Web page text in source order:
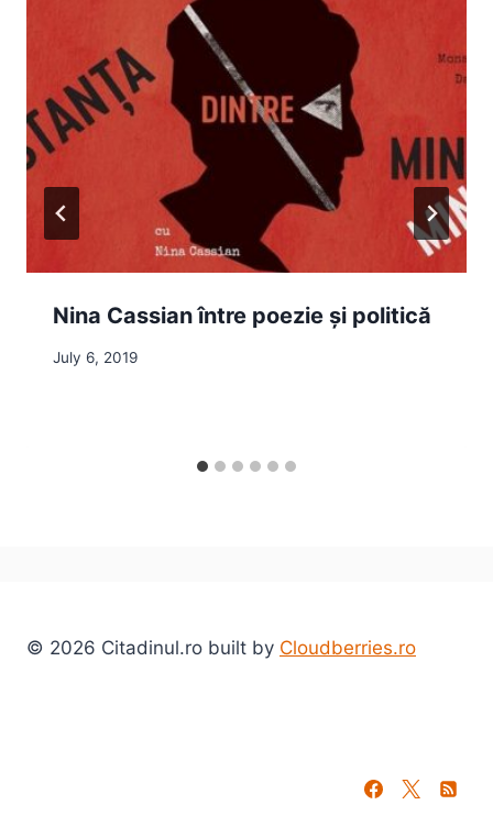
Nina Cassian între poezie și politică
July 6, 2019
© 2026 Citadinul.ro built by Cloudberries.ro